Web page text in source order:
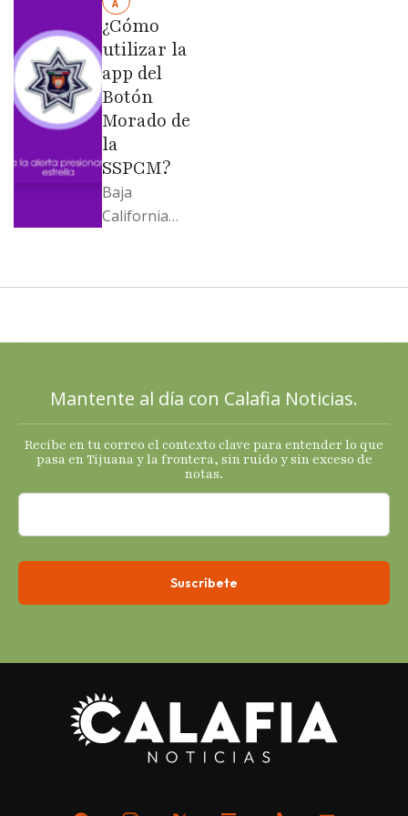
Moreno no
soportó; Los
…
A
¿Cómo
utilizar la
app del
Botón
Morado de
la
SSPCM?
Baja
California
2025 con
termómetro
s
económicos.
Mantente al día con Calafia Noticias.
Recibe en tu correo el contexto clave para entender lo que
pasa en Tijuana y la frontera, sin ruido y sin exceso de
notas.